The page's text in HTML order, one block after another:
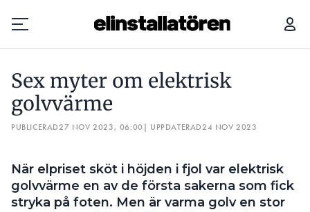
Prenumerera
Hantera prenumeration
Lediga jobb
Annonsera
Sex myter om elektrisk
golvvärme
PUBLICERAD27 NOV 2023, 06:00 | UPPDATERAD24 NOV 2023
När elpriset sköt i höjden i fjol var elektrisk
golvvärme en av de första sakerna som fick
stryka på foten. Men är varma golv en stor
SEX MYTER OM ELEKTRISK GOLVVÄRME